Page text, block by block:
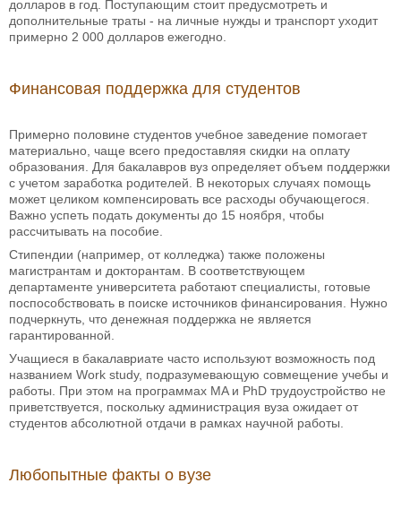
долларов в год. Поступающим стоит предусмотреть и
дополнительные траты - на личные нужды и транспорт уходит
примерно 2 000 долларов ежегодно.
Финансовая поддержка для студентов
Примерно половине студентов учебное заведение помогает
материально, чаще всего предоставляя скидки на оплату
образования. Для бакалавров вуз определяет объем поддержки
с учетом заработка родителей. В некоторых случаях помощь
может целиком компенсировать все расходы обучающегося.
Важно успеть подать документы до 15 ноября, чтобы
рассчитывать на пособие.
Стипендии (например, от колледжа) также положены
магистрантам и докторантам. В соответствующем
департаменте университета работают специалисты, готовые
поспособствовать в поиске источников финансирования. Нужно
подчеркнуть, что денежная поддержка не является
гарантированной.
Учащиеся в бакалавриате часто используют возможность под
названием Work study, подразумевающую совмещение учебы и
работы. При этом на программах MA и PhD трудоустройство не
приветствуется, поскольку администрация вуза ожидает от
студентов абсолютной отдачи в рамках научной работы.
Любопытные факты о вузе